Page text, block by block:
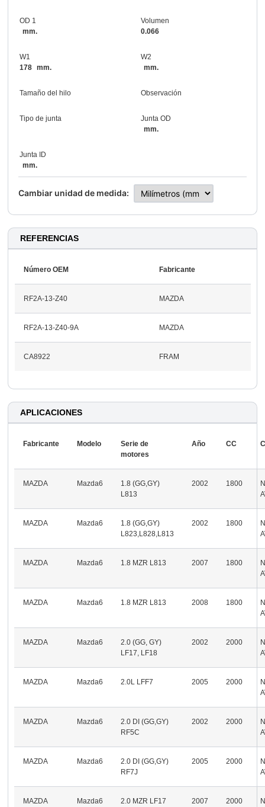
OD 1
mm.
Volumen
0.066
W1
178 mm.
W2
mm.
Tamaño del hilo Observación
Tipo de junta
Junta OD
mm.
Junta ID
mm.
Cambiar unidad de medida:
REFERENCIAS
Número OEM Fabricante
RF2A-13-Z40 MAZDA
RF2A-13-Z40-9A MAZDA
CA8922 FRAM
APLICACIONES
Fabricante Modelo
Serie de
motores
Año CC
MAZDA Mazda6
1.8 (GG,GY)
L813
2002 1800
MAZDA Mazda6
1.8 (GG,GY)
L823,L828,L813
2002 1800
MAZDA Mazda6 1.8 MZR L813 2007 1800
MAZDA Mazda6 1.8 MZR L813 2008 1800
MAZDA Mazda6
2.0 (GG, GY)
LF17, LF18
2002 2000
MAZDA Mazda6 2.0L LFF7 2005 2000
MAZDA Mazda6
2.0 DI (GG,GY)
RF5C
2002 2000
MAZDA Mazda6
2.0 DI (GG,GY)
RF7J
2005 2000
MAZDA Mazda6 2.0 MZR LF17 2007 2000